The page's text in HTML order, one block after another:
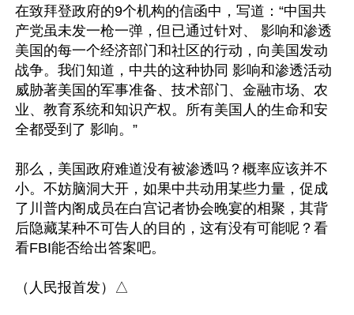
在致拜登政府的9个机构的信函中，写道：“中国共
产党虽未发一枪一弹，但已通过针对、 影响和渗透
美国的每一个经济部门和社区的行动，向美国发动
战争。我们知道，中共的这种协同 影响和渗透活动
威胁著美国的军事准备、技术部门、金融市场、农
业、教育系统和知识产权。所有美国人的生命和安
全都受到了 影响。”
那么，美国政府难道没有被渗透吗？概率应该并不
小。不妨脑洞大开，如果中共动用某些力量，促成
了川普内阁成员在白宫记者协会晚宴的相聚，其背
后隐藏某种不可告人的目的，这有没有可能呢？看
看FBI能否给出答案吧。